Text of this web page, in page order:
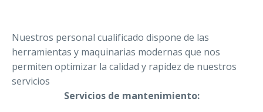
Nuestros personal cualificado dispone de las
herramientas y maquinarias modernas que nos
permiten optimizar la calidad y rapidez de nuestros
servicios
Servicios de mantenimiento: